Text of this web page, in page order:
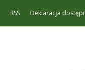
RSS Deklaracja